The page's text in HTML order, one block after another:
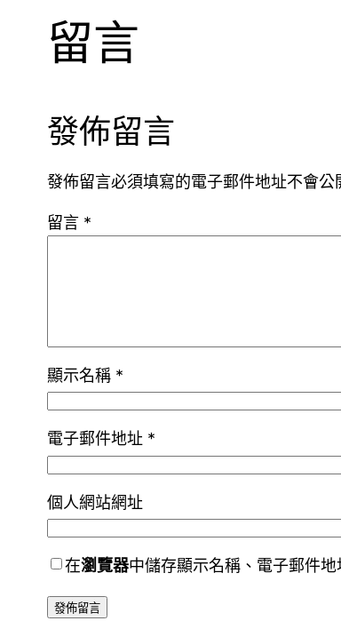
留言
發佈留言
發佈留言必須填寫的電子郵件地址不會公
留言 *
顯示名稱 *
電子郵件地址 *
個人網站網址
在瀏覽器中儲存顯示名稱、電子郵件